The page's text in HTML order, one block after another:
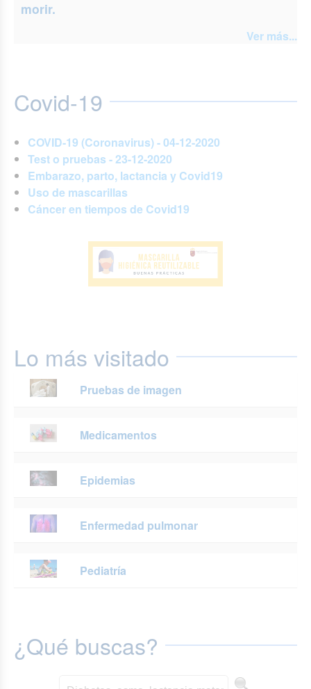
morir.
Ver más...
Covid-19
COVID-19 (Coronavirus) - 04-12-2020
Test o pruebas - 23-12-2020
Embarazo, parto, lactancia y Covid19
Uso de mascarillas
Cáncer en tiempos de Covid19
Lo más visitado
Pruebas de imagen
Medicamentos
Epidemias
Enfermedad pulmonar
Pediatría
¿Qué buscas?